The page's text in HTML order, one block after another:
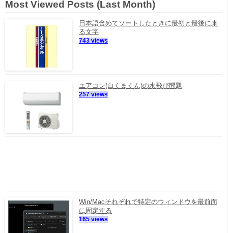
Most Viewed Posts (Last Month)
日本語含めてソートしたときに最初と最後に来
る文字
743 views
エアコン(白くまくん)の水飛び問題
257 views
Win/Macそれぞれで特定のウィンドウを最前面
に固定する
165 views